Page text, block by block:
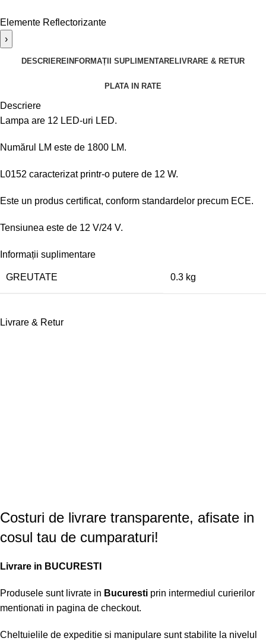
Elemente Reflectorizante
›
DESCRIERE INFORMAȚII SUPLIMENTARE LIVRARE & RETUR
PLATA IN RATE
Descriere
Lampa are 12 LED-uri LED.
Numărul LM este de 1800 LM.
L0152 caracterizat printr-o putere de 12 W.
Este un produs certificat, conform standardelor precum ECE.
Tensiunea este de 12 V/24 V.
Informații suplimentare
GREUTATE 0.3 kg
Livrare & Retur
Costuri de livrare transparente, afisate in
cosul tau de cumparaturi!
Livrare in BUCURESTI
Produsele sunt livrate in Bucuresti prin intermediul curierilor
mentionati in pagina de checkout.
Cheltuielile de expeditie si manipulare sunt stabilite la nivelul